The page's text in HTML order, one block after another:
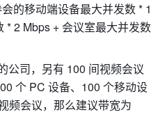
的移动端设备最大并发数 * 1
* 2 Mbps + 会议室最大并发数
公司，另有 100 间视频会议
个 PC 设备、100 个移动设
频会议，那么建议带宽为